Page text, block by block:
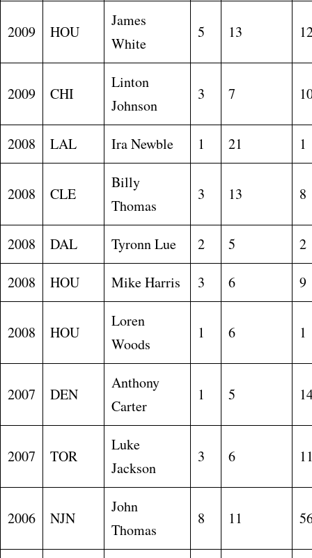
2009 HOU
James
White
5 13
2009 CHI
Linton
Johnson
3 7
2008 LAL Ira Newble 1 21 1
2008 CLE
Billy
Thomas
3 13 8
2008 DAL Tyronn Lue 2 5 2
2008 HOU Mike Harris 3 6 9
2008 HOU
Loren
Woods
1 6 1
2007 DEN
Anthony
Carter
1 5
2007 TOR
Luke
Jackson
3 6
2006 NJN
John
Thomas
8 11